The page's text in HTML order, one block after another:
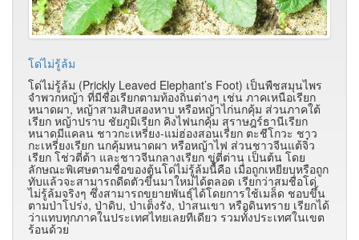
โด่ไม่รู้ล้ม
โด่ไม่รู้ล้ม (Prickly Leaved Elephant’s Foot) เป็นพืชสมุนไพร
จำพวกหญ้า ที่มีชื่อเรียกตามท้องถิ่นต่างๆ เช่น ภาคเหนือเรียก
หนาดผา, หญ้าสามสิบสองหาบ หรือหญ้าไก่นกคุ้ม ส่วนภาคใต้
เรียก หญ้าปราบ ชัยภูมิเรียก คิงไฟนกคุ้ม สุราษฎร์ธานีเรียก
หนาดมีแคลน ชาวกะเหรี่ยง-แม่ฮ่องสอนเรียก ตะชีโกวะ ชาว
กะเหรี่ยงเรียก นกคุ้มหนาดผา หรือหญ้าไฟ ส่วนชาวจีนแต้จิ๋ว
เรียก โช่วตี่ต้า และชาวจีนกลางเรียก ขู่ตี่ต่าน เป็นต้น โดย
ลักษณะพิเศษตามชื่อของต้นโด่ไม่รู้ล้มนี้คือ เมื่อถูกเหยียบหรือถูก
ทับแล้วจะสามารถดีดตัวขึ้นมาใหม่ได้ตลอด เรียกว่าสมชื่อโด่
ไม่รู้ล้มจริงๆ ซึ่งสามารถขยายพันธุ์ได้โดยการใช้เมล็ด ชอบขึ้น
ตามป่าโปร่ง, ป่าดิบ, ป่าเต็งรัง, ป่าสนเขา หรือดินทราย เรียกได้
ว่าแทบทุกภาคในประเทศไทยเลยทีเดียว รวมทั้งประเทศในเขต
ร้อนด้วย